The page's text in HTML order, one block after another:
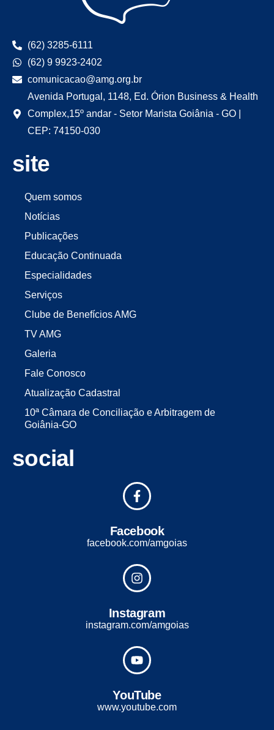
(62) 3285-6111
(62) 9 9923-2402
comunicacao@amg.org.br
Avenida Portugal, 1148, Ed. Órion Business & Health
Complex,15º andar - Setor Marista Goiânia - GO |
CEP: 74150-030
site
Quem somos
Notícias
Publicações
Educação Continuada
Especialidades
Serviços
Clube de Benefícios AMG
TV AMG
Galeria
Fale Conosco
Atualização Cadastral
10ª Câmara de Conciliação e Arbitragem de
Goiânia-GO
social
Facebook
facebook.com/amgoias
Instagram
instagram.com/amgoias
YouTube
www.youtube.com